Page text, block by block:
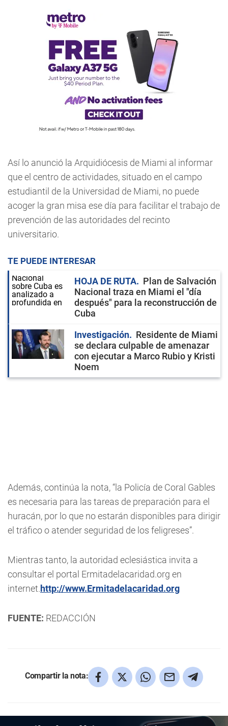
Así lo anunció la Arquidiócesis de Miami al informar
que el centro de actividades, situado en el campo
estudiantil de la Universidad de Miami, no puede
acoger la gran misa ese día para facilitar el trabajo de
prevención de las autoridades del recinto
universitario.
TE PUEDE INTERESAR
HOJA DE RUTA
Plan de Salvación
Nacional traza en Miami el "día
después" para la reconstrucción de
Cuba
Investigación
Residente de Miami
se declara culpable de amenazar
con ejecutar a Marco Rubio y Kristi
Noem
Además, continúa la nota, “la Policía de Coral Gables
es necesaria para las tareas de preparación para el
huracán, por lo que no estarán disponibles para dirigir
el tráfico o atender seguridad de los feligreses”.
Mientras tanto, la autoridad eclesiástica invita a
consultar el portal Ermitadelacaridad.org en
internet.http://www.Ermitadelacaridad.org
FUENTE: REDACCIÓN
Compartir la nota: